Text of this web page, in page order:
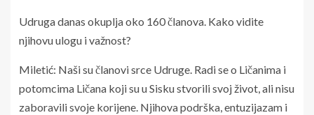
Udruga danas okuplja oko 160 članova. Kako vidite
njihovu ulogu i važnost?
Miletić: Naši su članovi srce Udruge. Radi se o Ličanima i
potomcima Ličana koji su u Sisku stvorili svoj život, ali nisu
zaboravili svoje korijene. Njihova podrška, entuzijazam i